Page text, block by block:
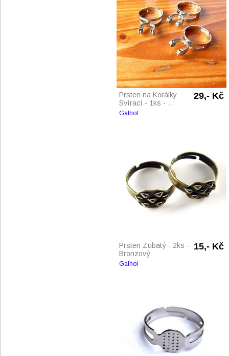
Prsten na Korálky
Svírací - 1ks - ...
29,- Kč
Galhol
Prsten Zubatý - 2ks -
Bronzový
15,- Kč
Galhol